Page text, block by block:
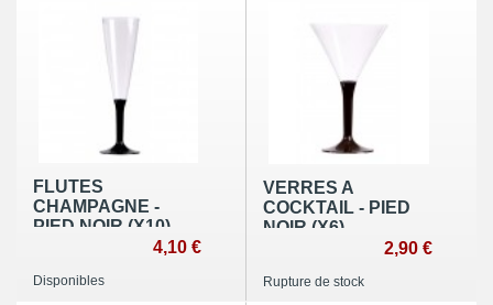
FLUTES
CHAMPAGNE -
PIED NOIR (X10)
4,10 €
Disponibles
VERRES A
COCKTAIL - PIED
NOIR (X6)
2,90 €
Rupture de stock